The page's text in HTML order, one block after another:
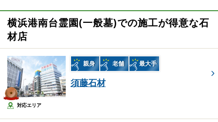
横浜港南台霊園(一般墓)での施工が得意な石
材店
親身 老舗 最大手
須藤石材
対応エリア